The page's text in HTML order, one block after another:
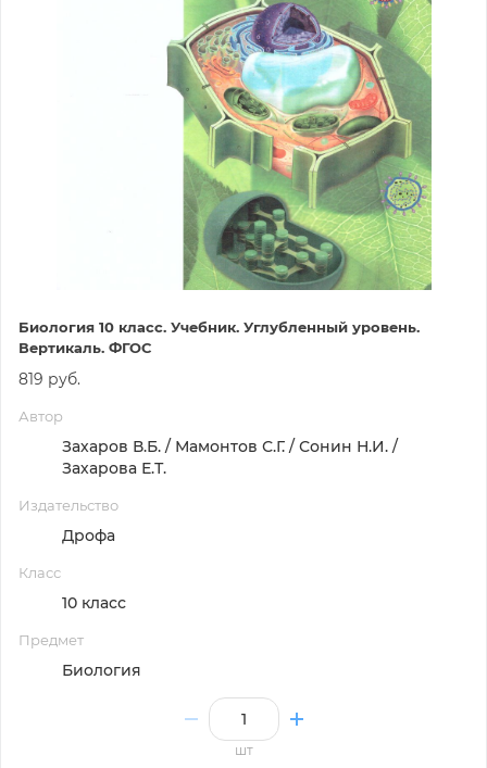
Биология 10 класс. Учебник. Углубленный уровень.
Вертикаль. ФГОС
819 руб.
Автор
Захаров В.Б. / Мамонтов С.Г. / Сонин Н.И. /
Захарова Е.Т.
Издательство
Дрофа
Класс
10 класс
Предмет
Биология
шт